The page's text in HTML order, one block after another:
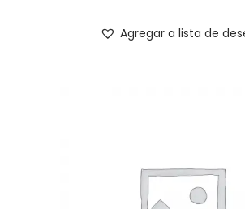
Agregar a lista de